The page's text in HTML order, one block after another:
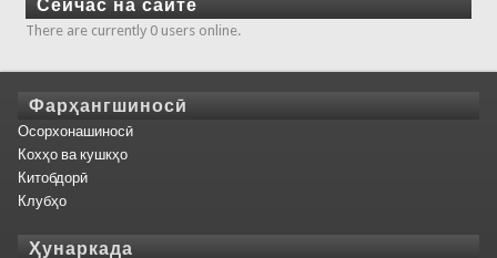
Сейчас на сайте
There are currently 0 users online.
Фарҳангшиносӣ
Осорхонашиносӣ
Кохҳо ва кушкҳо
Китобдорӣ
Клубҳо
Ҳунаркада